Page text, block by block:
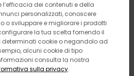
l’efficacia dei contenuti e della
personalizzati, conoscere
o sviluppare e migliorare i prodotti
la tua scelta fornendo il
determinati cookie o negandolo ad
alcuni cookie di tipo
consulta la nostra
sulla privacy.